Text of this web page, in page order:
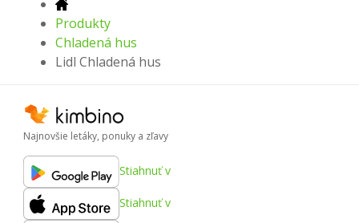
Produkty
Chladená hus
Lidl Chladená hus
Najnovšie letáky, ponuky a zľavy
Stiahnuť v
Stiahnuť v